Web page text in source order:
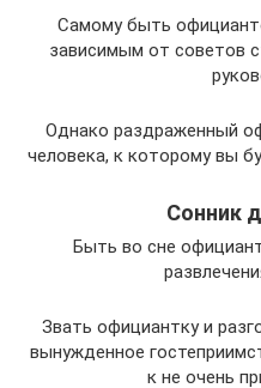
Самому быть
зависимым от советов
Однако раздраженный
человека, к которому вы
Сонник
Быть во сне
Звать официантку и
вынужденное
к не очень